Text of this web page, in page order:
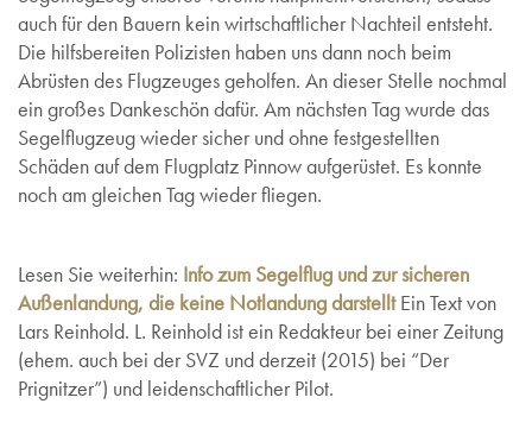
auch für den Bauern kein wirtschaftlicher Nachteil entsteht.
Die hilfsbereiten Polizisten haben uns dann noch beim
Abrüsten des Flugzeuges geholfen. An dieser Stelle nochmal
ein großes Dankeschön dafür. Am nächsten Tag wurde das
Segelflugzeug wieder sicher und ohne festgestellten
Schäden auf dem Flugplatz Pinnow aufgerüstet. Es konnte
noch am gleichen Tag wieder fliegen.
Lesen Sie weiterhin: Info zum Segelflug und zur sicheren
Außenlandung, die keine Notlandung darstellt Ein Text von
Lars Reinhold. L. Reinhold ist ein Redakteur bei einer Zeitung
(ehem. auch bei der SVZ und derzeit (2015) bei “Der
Prignitzer”) und leidenschaftlicher Pilot.